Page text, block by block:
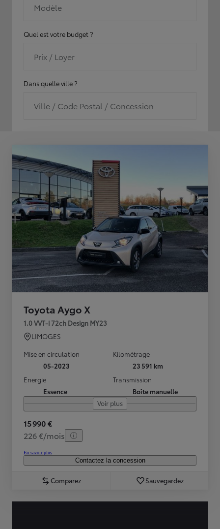
Modèle
Quel est votre budget ?
Prix / Loyer
Dans quelle ville ?
Ville / Code Postal / Concession
Toyota Aygo X
1.0 VVT-i 72ch Design MY23
LIMOGES
Mise en circulation
05-2023
Kilométrage
23 591 km
Energie
Essence
Transmission
Boîte manuelle
Voir plus
15 990 €
226 €/mois
En savoir plus
Contactez la concession
Comparez Sauvegardez